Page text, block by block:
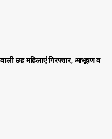
छह महिलाएं गिरफ्तार, आभूषण व